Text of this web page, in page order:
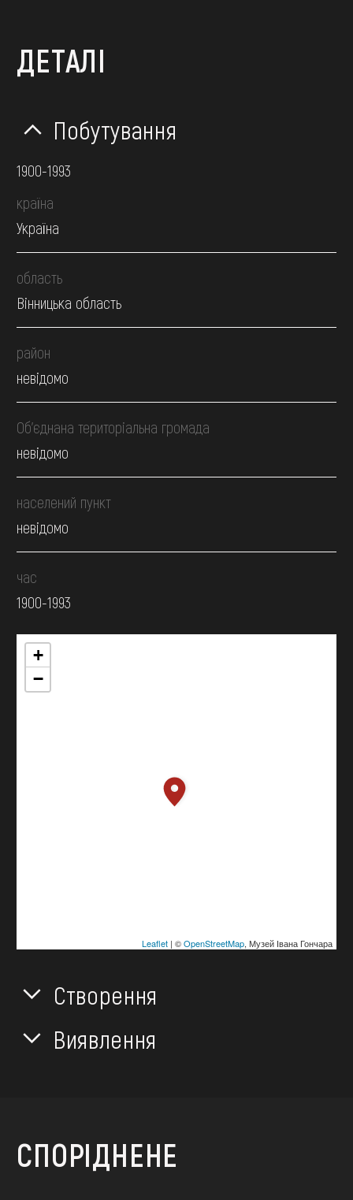
ДЕТАЛІ
Побутування
1900-1993
країна
Україна
область
Вінницька область
район
невідомо
Об’єднана територіальна громада
невідомо
населений пункт
невідомо
час
1900-1993
+
−
Leaflet| ©OpenStreetMap, Музей Івана Гончара
Створення
Виявлення
СПОРІДНЕНЕ